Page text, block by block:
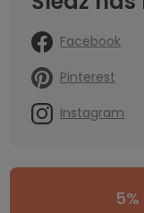
Facebook
Pinterest
Instagram